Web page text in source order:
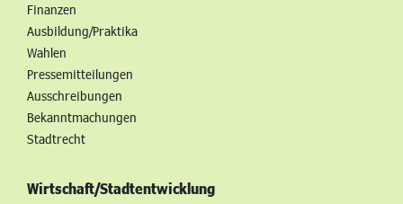
Finanzen
Ausbildung/Praktika
Wahlen
Pressemitteilungen
Ausschreibungen
Bekanntmachungen
Stadtrecht
Wirtschaft/Stadtentwicklung